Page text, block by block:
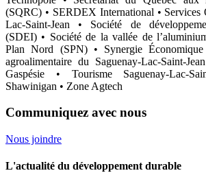
(SQRC) • SERDEX International • Services
Lac-Saint-Jean • Société de
(SDEI) • Société de la vallée de
Plan Nord (SPN)• Synergie Économique
agroalimentaire du Saguenay-Lac-Saint-Jean
Gaspésie • Tourisme Saguenay-Lac-
Shawinigan • Zone Agtech
Communiquez avec nous
Nous joindre
L'actualité du développement durable